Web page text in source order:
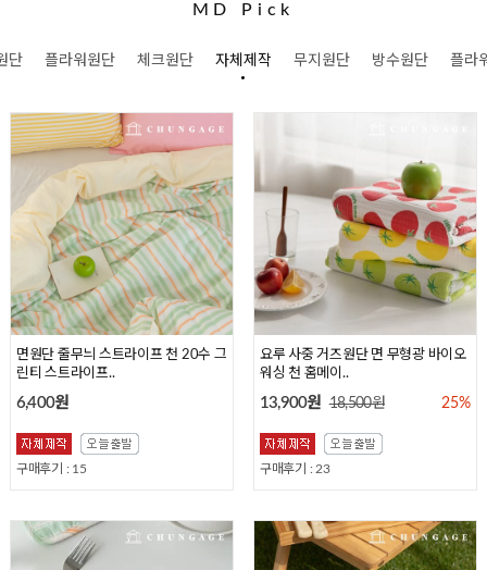
MD Pick
단 플라워원단 체크원단 자체제작 무지원단 방수원단 플라
면원단 꽃무늬 플라워 천 20수 플람므
375
6,400원
구매후기 : 81
면원단 체크 천 20수 평직 원단 스위
티 339
6,400원
구매후기 : 21
면원단 체크 천 20수 원단 해피멜로 3
06
6,400원
면원단 줄무늬 스트라이프 천 20수 그
린티 스트라이프..
6,400원
구매후기 : 15
요루 사중 거즈원단 면 무형광 바이오
워싱 천 홈메이..
13,900원 18,500원 25%
구매후기 : 23